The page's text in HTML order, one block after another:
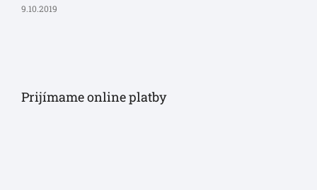
9.10.2019
Prijímame online platby